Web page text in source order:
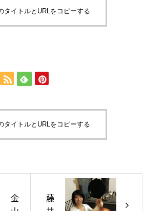
タイトルとURLをコピーする
タイトルとURLをコピーする
金
藤